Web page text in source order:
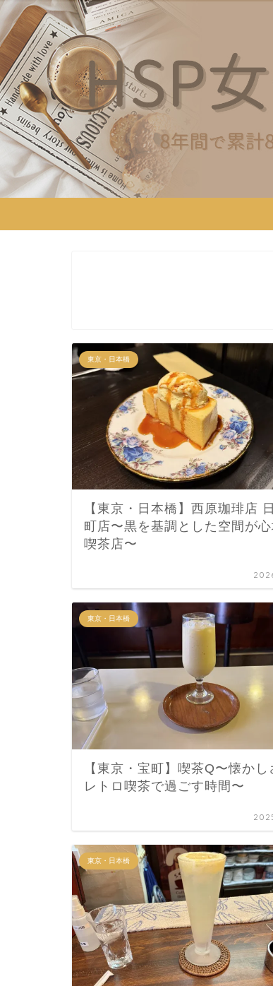
東京・日本橋
【東京・日本橋】西原珈琲店
町店〜黒を基調とした空間が
喫茶店〜
東京・日本橋
【東京・宝町】喫茶Q〜懐かし
レトロ喫茶で過ごす時間〜
東京・日本橋